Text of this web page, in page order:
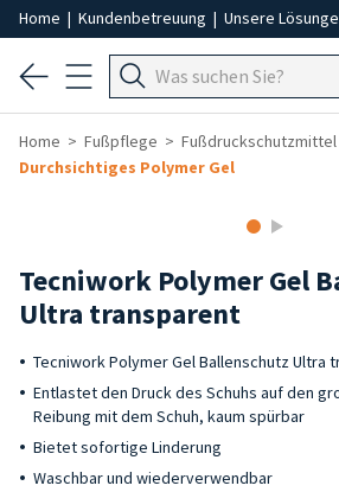
Home | Kundenbetreuung | Unsere
Home Fußpflege
Fußdruckschutzmittel
Durchsichtiges Polymer Gel
Tecniwork Polymer Gel
Ultra transparent
Tecniwork Polymer Gel Ballenschutz Ultra
Entlastet den Druck des Schuhs auf den
Reibung mit dem Schuh, kaum spürbar
Bietet sofortige Linderung
Waschbar und wiederverwendbar